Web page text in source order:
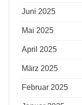
Juni 2025
Mai 2025
April 2025
März 2025
Februar 2025